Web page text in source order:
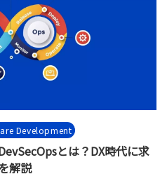
Development
とは？DX時代に求
解説